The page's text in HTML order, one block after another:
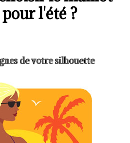
l'été ?
de votre silhouette